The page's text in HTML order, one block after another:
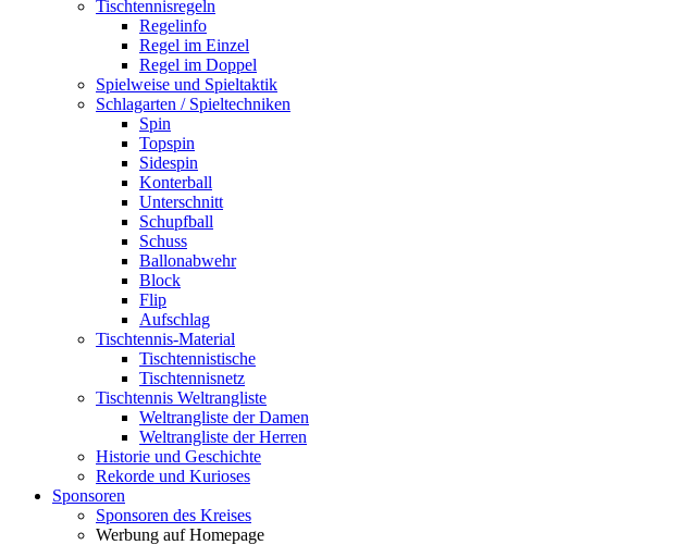
Tischtennisregeln
Regelinfo
Regel im Einzel
Regel im Doppel
Spielweise und Spieltaktik
Schlagarten / Spieltechniken
Spin
Topspin
Sidespin
Konterball
Unterschnitt
Schupfball
Schuss
Ballonabwehr
Block
Flip
Aufschlag
Tischtennis-Material
Tischtennistische
Tischtennisnetz
Tischtennis Weltrangliste
Weltrangliste der Damen
Weltrangliste der Herren
Historie und Geschichte
Rekorde und Kurioses
Sponsoren
Sponsoren des Kreises
Werbung auf Homepage